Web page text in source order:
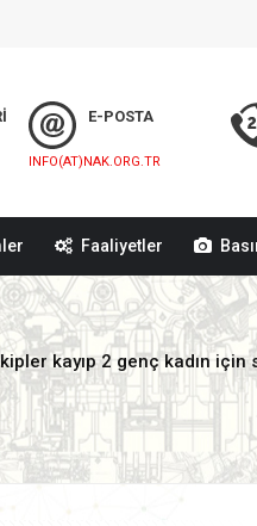
E-POSTA
INFO(AT)NAK.ORG.TR
Faaliyetler
kayıp 2 genç kadın